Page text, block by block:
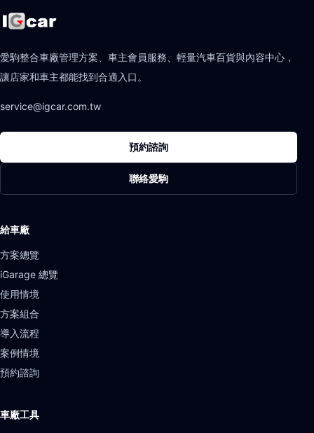
愛駒整合車廠管理方案、車主會員服務、輕量汽車百貨與內容中心，
讓店家和車主都能找到合適入口。
service@igcar.com.tw
預約諮詢
聯絡愛駒
給車廠
方案總覽
iGarage 總覽
使用情境
方案組合
導入流程
案例情境
預約諮詢
車廠工具